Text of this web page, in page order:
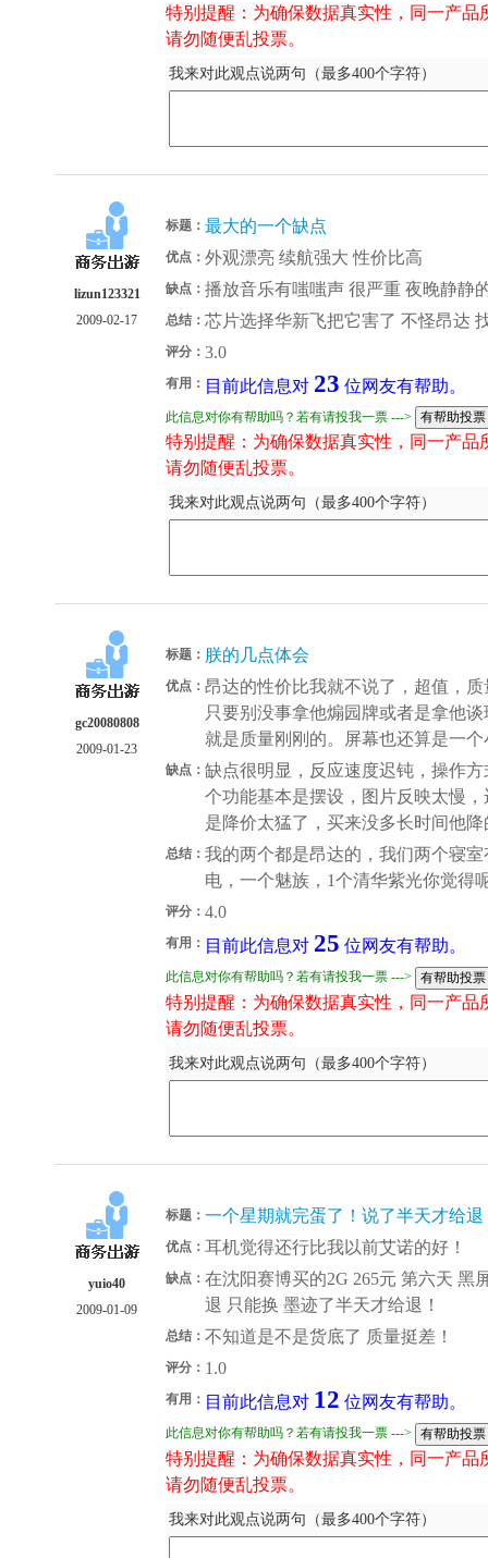
特别提醒：为确保数据真实性，同一产
请勿随便乱投票。
我来对此观点说两句（最多400个字符）
lizun123321
2009-02-17
标题： 最大的一个缺点
优点： 外观漂亮 续航强大 性价比高
缺点： 播放音乐有嗤嗤声 很严重 夜晚静静
总结： 芯片选择华新飞把它害了 不怪昂达
评分： 3.0
有用： 目前此信息对 23 位网友有帮助。
此信息对你有帮助吗？若有请投我一票 --->
特别提醒：为确保数据真实性，同一产
请勿随便乱投票。
我来对此观点说两句（最多400个字符）
gc20080808
2009-01-23
标题： 朕的几点体会
优点： 昂达的性价比我就不说了，超值，
只要别没事拿他煽园牌或者是拿他
就是质量刚刚的。屏幕也还算是一
缺点： 缺点很明显，反应速度迟钝，操作
个功能基本是摆设，图片反映太慢
是降价太猛了，买来没多长时间他
总结： 我的两个都是昂达的，我们两个寝
电，一个魅族，1个清华紫光你觉得
评分： 4.0
有用： 目前此信息对 25 位网友有帮助。
此信息对你有帮助吗？若有请投我一票 --->
特别提醒：为确保数据真实性，同一产
请勿随便乱投票。
我来对此观点说两句（最多400个字符）
yuio40
2009-01-09
标题： 一个星期就完蛋了！说了半天才给退
优点： 耳机觉得还行比我以前艾诺的好！
缺点： 在沈阳赛博买的2G 265元 第六天 黑
退 只能换 墨迹了半天才给退！
总结： 不知道是不是货底了 质量挺差！
评分： 1.0
有用： 目前此信息对 12 位网友有帮助。
此信息对你有帮助吗？若有请投我一票 --->
特别提醒：为确保数据真实性，同一产
请勿随便乱投票。
我来对此观点说两句（最多400个字符）